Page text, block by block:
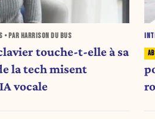
• PAR HARRISON DU BUS
touche-t-elle à sa
la tech misent
vocale